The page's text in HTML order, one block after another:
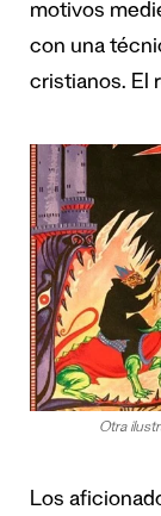
motivos
con una
cristianos. El
Otra
Los